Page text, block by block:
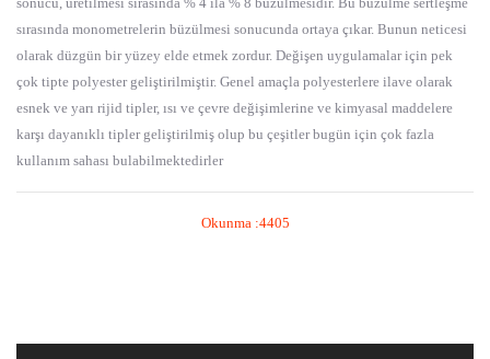
sırasında monometrelerin büzülmesi sonucunda ortaya çıkar. Bunun neticesi
olarak düzgün bir yüzey elde etmek zordur. Değişen uygulamalar için pek
çok tipte polyester geliştirilmiştir. Genel amaçla polyesterlere ilave olarak
esnek ve yarı rijid tipler, ısı ve çevre değişimlerine ve kimyasal maddelere
karşı dayanıklı tipler geliştirilmiş olup bu çeşitler bugün için çok fazla
kullanım sahası bulabilmektedirler
Okunma :4405